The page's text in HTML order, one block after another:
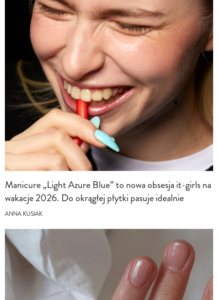
Manicure „Light Azure Blue” to nowa obsesja it-girls na
wakacje 2026. Do okrągłej płytki pasuje idealnie
ANNA KUSIAK